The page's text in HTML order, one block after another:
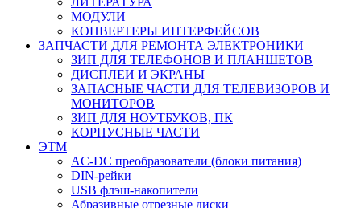
МОДУЛИ
КОНВЕРТЕРЫ ИНТЕРФЕЙСОВ
ЗАПЧАСТИ ДЛЯ РЕМОНТА ЭЛЕКТРОНИКИ
ЗИП ДЛЯ ТЕЛЕФОНОВ И ПЛАНШЕТОВ
ДИСПЛЕИ И ЭКРАНЫ
ЗАПАСНЫЕ ЧАСТИ ДЛЯ ТЕЛЕВИЗОРОВ И
МОНИТОРОВ
ЗИП ДЛЯ НОУТБУКОВ, ПК
КОРПУСНЫЕ ЧАСТИ
ЭТМ
AC-DC преобразователи (блоки питания)
DIN-рейки
USB флэш-накопители
Абразивные отрезные диски